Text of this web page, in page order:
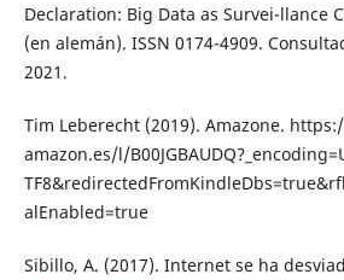
Declaration: Big Data as Survei-llance
(en alemán). ISSN 0174-4909.
2021.
Tim Leberecht (2019). Amazone.
amazon.es/l/
alEnabled=true
Sibillo, A. (2017). Internet se ha